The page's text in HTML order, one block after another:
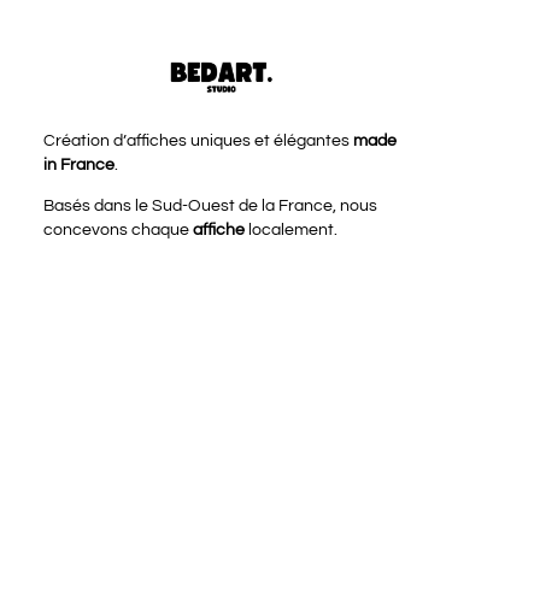
Création d’affiches uniques et élégantes made
in France.
Basés dans le Sud-Ouest de la France, nous
concevons chaque affiche localement.